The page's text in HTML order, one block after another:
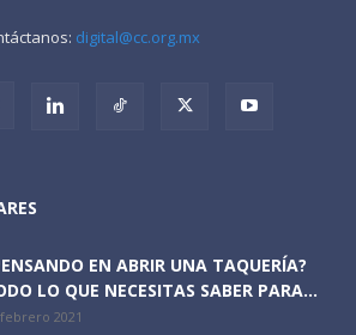
digital@cc.org.mx
EN ABRIR UNA TAQUERÍA?
LO QUE NECESITAS SABER PARA...
2021